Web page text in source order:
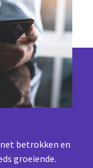
betrokken en
groeiende.